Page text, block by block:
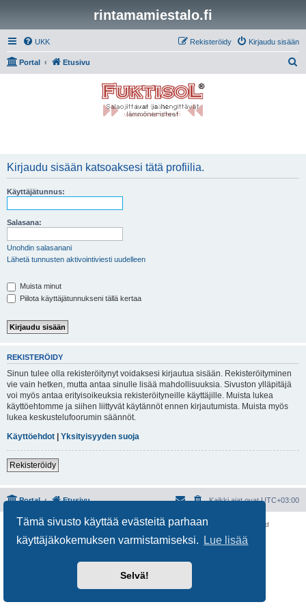
Tämä sivusto käyttää evästeitä parhaan
käyttäjäkokemuksen varmistamiseksi.
Lue lisää
Selvä!
rintamamiestalo.fi
UKK Kirjaudu sisään
Rekisteröidy
Portal Etusivu
Kirjaudu sisään katsoaksesi tätä profiilia.
Käyttäjätunnus:
Salasana:
Unohdin salasanani
Lähetä tunnusten aktivointiviesti uudelleen
Muista minut
Piilota käyttäjätunnukseni tällä kertaa
REKISTERÖIDY
Sinun tulee olla rekisteröitynyt voidaksesi kirjautua sisään. Rekisteröityminen
vie vain hetken, mutta antaa sinulle lisää mahdollisuuksia. Sivuston ylläpitäjä
voi myös antaa erityisoikeuksia rekisteröityneille käyttäjille. Muista lukea
käyttöehtomme ja siihen liittyvät käytännöt ennen kirjautumista. Muista myös
lukea keskustelufoorumin säännöt.
Käyttöehdot | Yksityisyyden suoja
Rekisteröidy
Portal Etusivu Kaikki ajat ovatUTC+03:00
Keskustelufoorumin ohjelmistophpBB® Forum Software © phpBB Limited
Käännös: phpBB Suomi (lurttinen, harritapio, Pettis)